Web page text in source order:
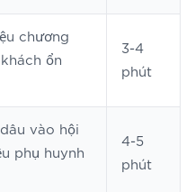
chương
ổn
3-4
phút
vào hội
phụ huynh
4-5
phút